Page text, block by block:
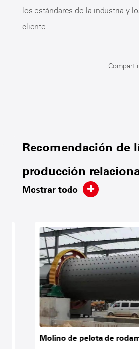
los estándares de la industria y
cliente.
Recomendación de
producción
Mostrar todo
Molino de pelota de